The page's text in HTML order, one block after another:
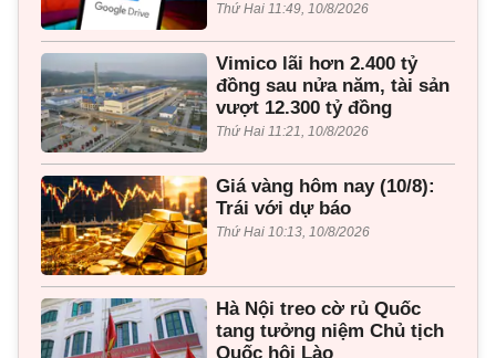
Thứ Hai 11:49, 10/8/2026
Vimico lãi hơn 2.400 tỷ
đồng sau nửa năm, tài sản
vượt 12.300 tỷ đồng
Thứ Hai 11:21, 10/8/2026
Giá vàng hôm nay (10/8):
Trái với dự báo
Thứ Hai 10:13, 10/8/2026
Hà Nội treo cờ rủ Quốc
tang tưởng niệm Chủ tịch
Quốc hội Lào